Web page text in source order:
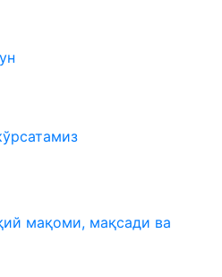
мақоми, мақсади ва